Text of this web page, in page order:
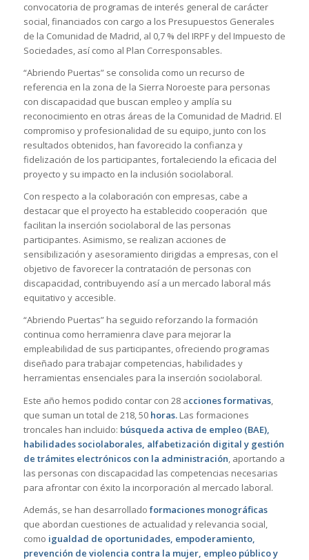
convocatoria de programas de interés general de carácter
social, financiados con cargo a los Presupuestos Generales
de la Comunidad de Madrid, al 0,7 % del IRPF y del Impuesto de
Sociedades, así como al Plan Corresponsables.
“Abriendo Puertas” se consolida como un recurso de
referencia en la zona de la Sierra Noroeste para personas
con discapacidad que buscan empleo y amplía su
reconocimiento en otras áreas de la Comunidad de Madrid. El
compromiso y profesionalidad de su equipo, junto con los
resultados obtenidos, han favorecido la confianza y
fidelización de los participantes, fortaleciendo la eficacia del
proyecto y su impacto en la inclusión sociolaboral.
Con respecto a la colaboración con empresas, cabe a
destacar que el proyecto ha establecido cooperación que
facilitan la inserción sociolaboral de las personas
participantes. Asimismo, se realizan acciones de
sensibilización y asesoramiento dirigidas a empresas, con el
objetivo de favorecer la contratación de personas con
discapacidad, contribuyendo así a un mercado laboral más
equitativo y accesible.
“Abriendo Puertas” ha seguido reforzando la formación
continua como herramienra clave para mejorar la
empleabilidad de sus participantes, ofreciendo programas
diseñado para trabajar competencias, habilidades y
herramientas ensenciales para la inserción sociolaboral.
Este año hemos podido contar con 28 acciones formativas,
que suman un total de 218, 50 horas. Las formaciones
troncales han incluido: búsqueda activa de empleo (BAE),
habilidades sociolaborales, alfabetización digital y gestión
de trámites electrónicos con la administración , aportando a
las personas con discapacidad las competencias necesarias
para afrontar con éxito la incorporación al mercado laboral.
Además, se han desarrollado formaciones monográficas
que abordan cuestiones de actualidad y relevancia social,
como igualdad de oportunidades, empoderamiento,
prevención de violencia contra la mujer, empleo público y